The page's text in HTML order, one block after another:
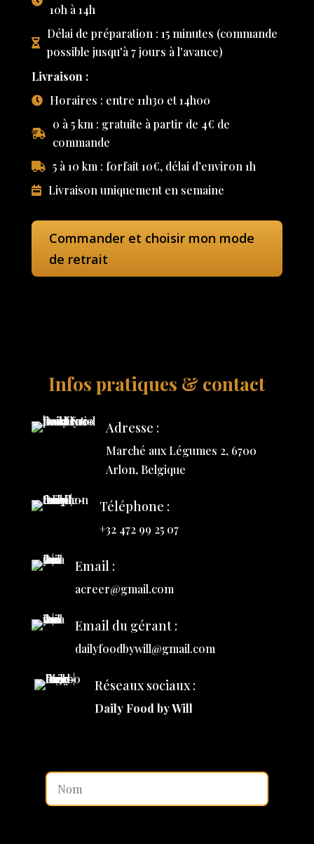
10h à 14h
Délai de préparation : 15 minutes (commande
possible jusqu'à 7 jours à l'avance)
Livraison :
Horaires : entre 11h30 et 14h00
0 à 5 km : gratuite à partir de 4€ de
commande
5 à 10 km : forfait 10€, délai d’environ 1h
Livraison uniquement en semaine
Commander et choisir mon mode
de retrait
Infos pratiques & contact
Adresse :
Marché aux Légumes 2, 6700
Arlon, Belgique
Téléphone :
+32 472 99 25 07
Email :
acreer@gmail.com
Email du gérant :
dailyfoodbywill@gmail.com
Réseaux sociaux :
Daily Food by Will